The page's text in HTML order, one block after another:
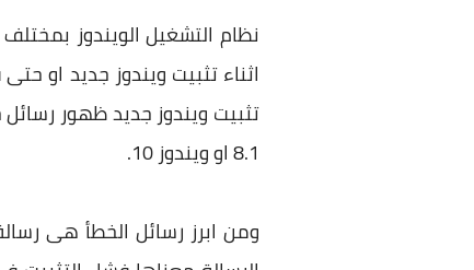
نظام التشغيل الويندوز
اثناء تثبيت ويندوز جديد او
8.1 او ويندوز 10.